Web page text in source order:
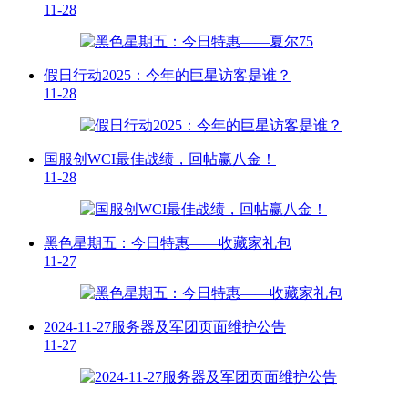
11-28
假日行动2025：今年的巨星访客是谁？
11-28
国服创WCI最佳战绩，回帖赢八金！
11-28
黑色星期五：今日特惠——收藏家礼包
11-27
2024-11-27服务器及军团页面维护公告
11-27